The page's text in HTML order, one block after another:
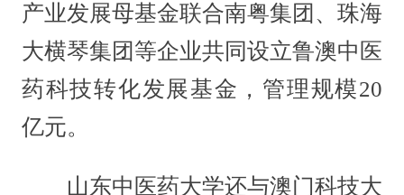
产业发展母基金联合南粤集团、珠海
大横琴集团等企业共同设立鲁澳中医
药科技转化发展基金，管理规模20
亿元。
山东中医药大学还与澳门科技大